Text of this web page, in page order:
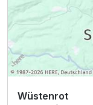
Wüstenrot